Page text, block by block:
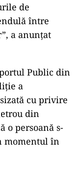
de
între
a anunţat
Public din
a
cu privire
din
o persoană s-
momentul în